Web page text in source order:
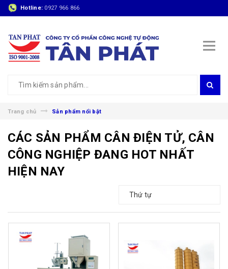
Hotline: 0927 966 866
Trang chủ Sản phẩm nổi bật
CÁC SẢN PHẨM CÂN ĐIỆN TỬ, CÂN
CÔNG NGHIỆP ĐANG HOT NHẤT
HIỆN NAY
Thứ tự